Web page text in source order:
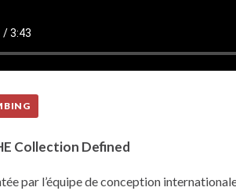
Collection Defined
par l’équipe de conception